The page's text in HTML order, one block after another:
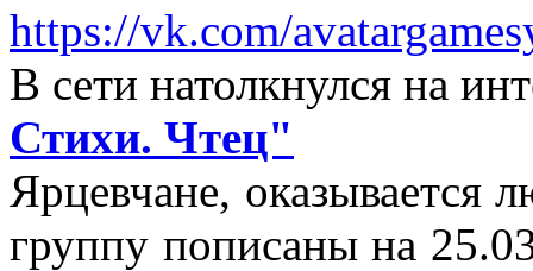
https://vk.com/
В сети натолкнулся на
Стихи. Чтец"
Ярцевчане,
группу пописаны на